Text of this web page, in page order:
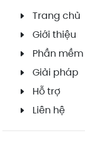
Trang chủ
Giới thiệu
Phần mềm
Giải pháp
Hỗ trợ
Liên hệ